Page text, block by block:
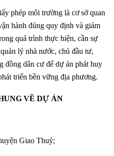
phép môi trường là cơ sở quan
hành đúng quy định và giảm
quá trình thực hiện, cần sự
lý nhà nước, chủ đầu tư,
đồng dân cư để dự án phát huy
triển bền vững địa phương.
VỀ DỰ ÁN
Giao Thuỷ;